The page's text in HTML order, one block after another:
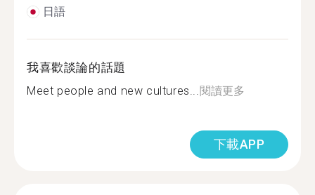
日語
我喜歡談論的話題
Meet people and new cultures...閱讀更多
下載APP